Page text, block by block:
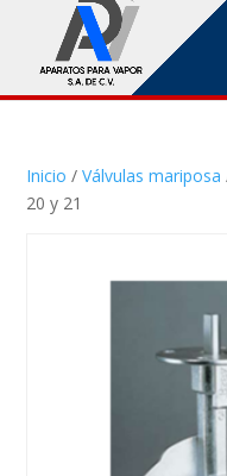
Inicio /Válvulas mariposa
20 y 21